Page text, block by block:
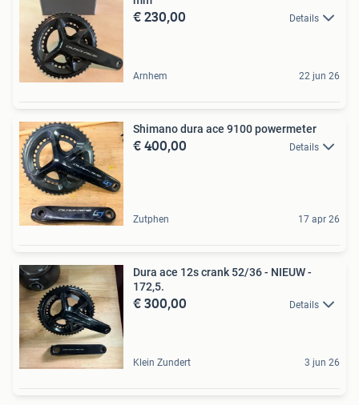
€ 230,00 Details
Arnhem 22 jun 26
Shimano dura ace 9100 powermeter
€ 400,00 Details
Zutphen 17 apr 26
Dura ace 12s crank 52/36 - NIEUW -
172,5.
€ 300,00 Details
Klein Zundert 3 jun 26